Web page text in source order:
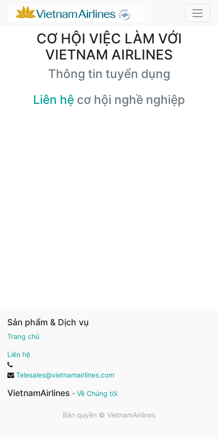
CƠ HỘI VIỆC LÀM VỚI
VIETNAM AIRLINES
Thông tin tuyển dụng
Liên hệ cơ hội nghề nghiệp
Sản phẩm & Dịch vụ
Trang chủ
Liên hệ
Telesales@vietnamairlines.com
VietnamAirlines - Về Chúng tôi
Bản quyền © VietnamAirlines